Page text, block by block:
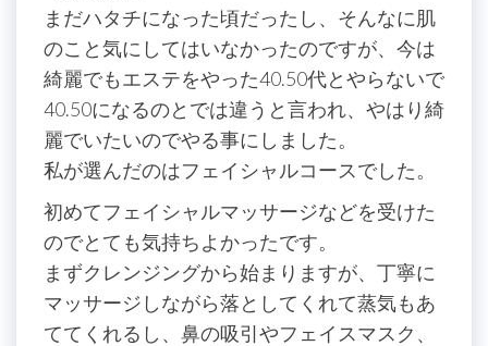
まだハタチになった頃だったし、そんなに肌
のこと気にしてはいなかったのですが、今は
綺麗でもエステをやった40.50代とやらないで
40.50になるのとでは違うと言われ、やはり綺
麗でいたいのでやる事にしました。
私が選んだのはフェイシャルコースでした。
初めてフェイシャルマッサージなどを受けた
のでとても気持ちよかったです。
まずクレンジングから始まりますが、丁寧に
マッサージしながら落としてくれて蒸気もあ
ててくれるし、鼻の吸引やフェイスマスク、